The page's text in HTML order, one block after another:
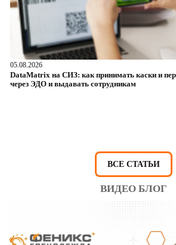
05.08.2026
DataMatrix на СИЗ: как принимать каски и
через ЭДО и выдавать сотрудникам
ВСЕ СТАТЬИ
ВИДЕО БЛОГ